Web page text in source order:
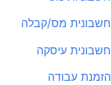
מס/קבלה
עיסקה
עבודה